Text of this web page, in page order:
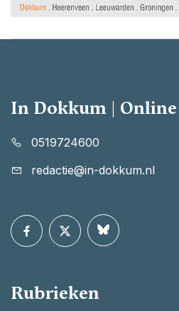
In Dokkum |
0519724600
redactie@in-dokkum.nl
Rubrieken